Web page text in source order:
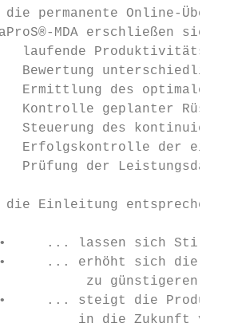
die permanente Online-
MDA erschließen sich
laufende Produktivitäts-
Bewertung
Ermittlung des optimalen
Kontrolle geplanter Rüst-
Steuerung des
Erfolgskontrolle der
Prüfung der
die Einleitung
... lassen sich
... erhöht sich die
zu günstigeren
... steigt die
in die Zukunft